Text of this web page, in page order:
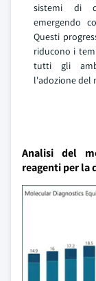
sistemi di
emergendo
Questi
riducono i
tutti gli
l'adozione del
Analisi del
reagenti per la